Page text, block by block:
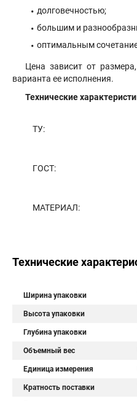
долговечностью;
большим и
оптимальным
Цена зависит от
варианта ее исполнения.
Технические
ТУ:
ГОСТ:
МАТЕРИАЛ:
Технические
Ширина упаковки
Высота упаковки
Глубина упаковки
Объемный вес
Единица измерения
Кратность поставки